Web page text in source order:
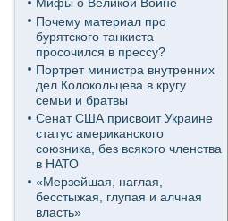
Мифы о Великой Войне
Почему материал про
бурятского танкиста
просочился в прессу?
Портрет министра внутренних
дел Колокольцева в кругу
семьи и братвы
Сенат США присвоит Украине
статус американского
союзника, без всякого членства
в НАТО
«Мерзейшая, наглая,
бесстыжая, глупая и алчная
власть»